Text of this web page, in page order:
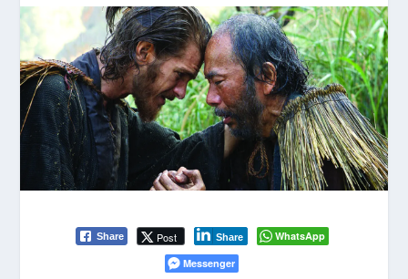
Share Post Share
WhatsApp
Messenger